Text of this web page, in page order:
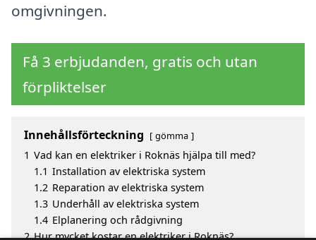
omgivningen.
Få 3 erbjudanden, gratis och utan
förpliktelser
Innehållsförteckning gömma
1 Vad kan en elektriker i Roknäs hjälpa till med?
1.1 Installation av elektriska system
1.2 Reparation av elektriska system
1.3 Underhåll av elektriska system
1.4 Elplanering och rådgivning
2 Hur mycket kostar en elektriker i Roknäs?